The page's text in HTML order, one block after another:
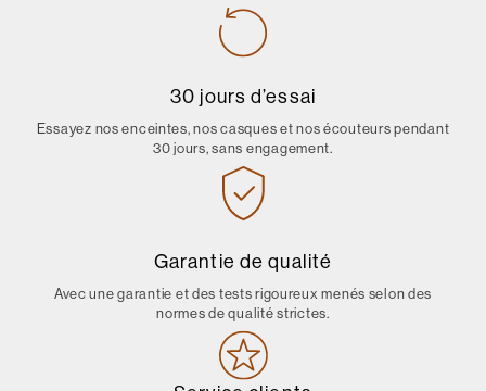
30 jours d’essai
Essayez nos enceintes, nos casques et nos écouteurs pendant
30 jours, sans engagement.
Garantie de qualité
Avec une garantie et des tests rigoureux menés selon des
normes de qualité strictes.